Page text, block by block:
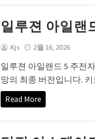
일루젼 아일랜
Kjs 2월 16, 2026
일루젼 아일랜드 5 주전
망의 최종 버전입니다.
Read More